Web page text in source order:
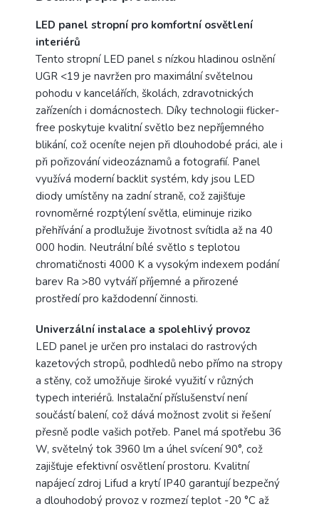
LED panel stropní pro komfortní osvětlení
interiérů
Tento stropní LED panel s nízkou hladinou oslnění
UGR <19 je navržen pro maximální světelnou
pohodu v kancelářích, školách, zdravotnických
zařízeních i domácnostech. Díky technologii flicker-
free poskytuje kvalitní světlo bez nepříjemného
blikání, což oceníte nejen při dlouhodobé práci, ale i
při pořizování videozáznamů a fotografií. Panel
využívá moderní backlit systém, kdy jsou LED
diody umístěny na zadní straně, což zajišťuje
rovnoměrné rozptýlení světla, eliminuje riziko
přehřívání a prodlužuje životnost svítidla až na 40
000 hodin. Neutrální bílé světlo s teplotou
chromatičnosti 4000 K a vysokým indexem podání
barev Ra >80 vytváří příjemné a přirozené
prostředí pro každodenní činnosti.
Univerzální instalace a spolehlivý provoz
LED panel je určen pro instalaci do rastrových
kazetových stropů, podhledů nebo přímo na stropy
a stěny, což umožňuje široké využití v různých
typech interiérů. Instalační příslušenství není
součástí balení, což dává možnost zvolit si řešení
přesně podle vašich potřeb. Panel má spotřebu 36
W, světelný tok 3960 lm a úhel svícení 90°, což
zajišťuje efektivní osvětlení prostoru. Kvalitní
napájecí zdroj Lifud a krytí IP40 garantují bezpečný
a dlouhodobý provoz v rozmezí teplot -20 °C až